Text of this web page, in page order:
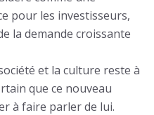
pour les investisseurs,
la demande croissante
et la culture reste à
que ce nouveau
à faire parler de lui.